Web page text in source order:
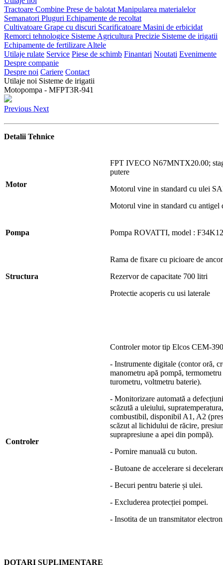
Tractoare Combine Prese de balotat Manipularea materialelor
Semanatori Pluguri Echipamente de recoltat
Cultivatoare Grape cu discuri Scarificatoare Masini de erbicidat
Remorci tehnologice Sisteme Agricultura Precizie Sisteme de irigatii
Echipamente de fertilizare Altele
Utilaje rulate Service Piese de schimb Finantari Noutati Evenimente
Despre companie
Despre noi Cariere Contact
Utilaje noi Sisteme de irigatii
Motopompa - MFPT3R-941
Previous Next
Detalii Tehnice
Motor
FPT IVECO N67MNTX20.00;
putere
Motorul vine in standard cu ulei
Motorul vine in standard cu antigel
Pompa Pompa ROVATTI, model :
Structura
Rama de fixare cu picioare de
Rezervor de capacitate 700 litri
Protectie acoperis cu usi laterale
Controler
Controler motor tip Elcos CEM-390
- Instrumente digitale (contor oră,
manometru apă pompă,
turometru, voltmetru baterie).
- Monitorizare automată a
scăzută a uleiului,
combustibil, disponibil A1, A2
scăzut al lichidului de răcire,
suprapresiune a apei din pompă).
- Pornire manuală cu buton.
- Butoane de accelerare si
- Becuri pentru baterie și ulei.
- Excluderea protecției pompei.
- Insotita de un transmitator
DOTARI SUPLIMENTARE